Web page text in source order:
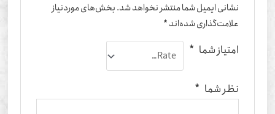
نشانی ایمیل شما منتشر نخواهد شد.بخش‌های موردنیاز
علامت‌گذاری شده‌اند*
امتیاز شما*
نظر شما*